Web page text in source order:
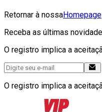
Retornar à nossaHomepage
Receba as últimas
O registro implica a
O registro implica a